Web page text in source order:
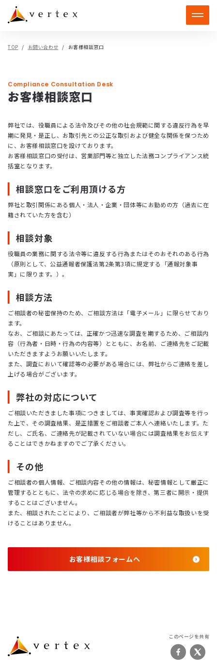
TOP お問い合わせ お客様相談窓口
Compliance Consultation Desk
お客様相談窓口
弊社では、役職員による法令及びその他の社会規範に関する違反行為を早
期に発見・是正し、お取引先との公正な取引および健全な関係を保つため
に、お客様相談窓口を設けております。
お客様相談窓口の受付は、営業部門等と独立した法務コンプライアンス統
括室となります。
相談窓口をご利用頂ける方
弊社と取引関係にある個人・法人・企業・団体等にお勤めの方（過去に在
籍されていた方を含む）
相談対象
役職員の業務に関する法令等に違反する行為またはそのおそれのある行為
（原則として、公益通報者保護法第2条第3項に規定する「通報対象事
実」に限ります。）。
相談方法
ご相談者の秘密保持のため、ご相談方法は「電子メール」に限らせており
ます。
なお、ご相談にあたっては、正確かつ迅速な調査を期するため、ご相談内
容（行為者・日時・行為の内容等）とともに、お名前、ご連絡先をご記載
いただきますようお願いいたします。
また、調査において確認等の必要がある場合には、弊社からご連絡を差し
上げる場合がございます。
弊社の対応について
ご相談いただきました事項につきましては、事実確認および調査等を行っ
た上で、その調査結果、是正措置をご相談者ご本人へ連絡いたします。た
だし、ご氏名、ご連絡先が記載されていない場合には調査結果をお伝えす
ることはできかねますのでご了承ください。
その他
ご相談者の個人情報、ご相談内容その他の情報は、秘密情報として厳正に
管理するとともに、法令の求めに応じる場合を除き、第三者に開示・提供
することはございません。
また、相談されたことにより、ご相談者が弊社等から不利益な取扱いを受
けることはありません。
お客様相談フォームへ
このページを共有